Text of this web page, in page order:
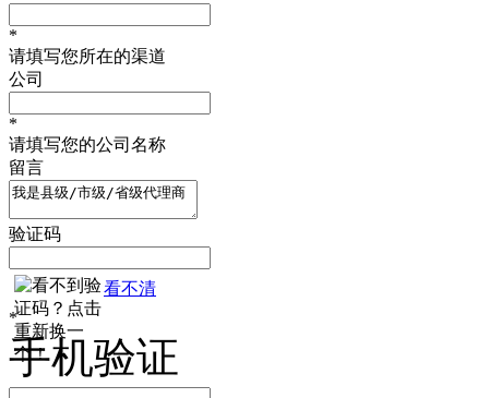
*
请填写您所在的渠道
公司
*
请填写您的公司名称
留言
验证码
看不清
*
手机验证